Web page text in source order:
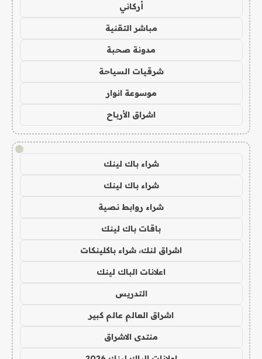
أركاني
مباشر التقنية
مدونة صحبة
شرقيات السياحة
موسوعة انوار
اشراق الأرباح
!
شراء باك لينك
شراء باك لينك
شراء روابط نصية
باقات باك لينك
اشراق لنك، شراء باكلينكات
اعلانات الباك لينك
التدريس
اشراق العالم عالم كبير
منتدى الاشراق